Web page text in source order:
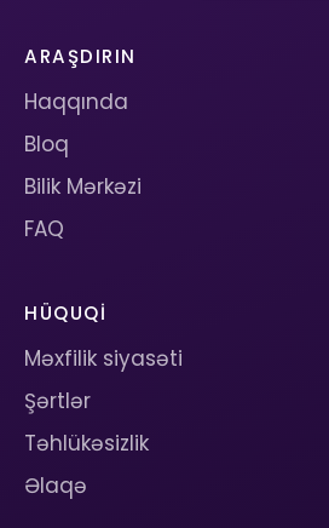
ARAŞDIRIN
Haqqında
Bloq
Bilik Mərkəzi
FAQ
HÜQUQI
Məxfilik siyasəti
Şərtlər
Təhlükəsizlik
Əlaqə